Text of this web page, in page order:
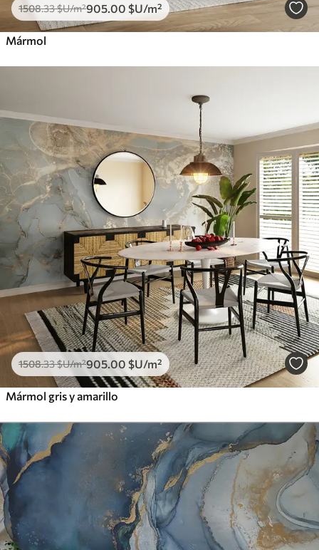
1508.33$U/m²905.00 $U/m²
Mármol
1508.33$U/m²905.00 $U/m²
Mármol gris y amarillo